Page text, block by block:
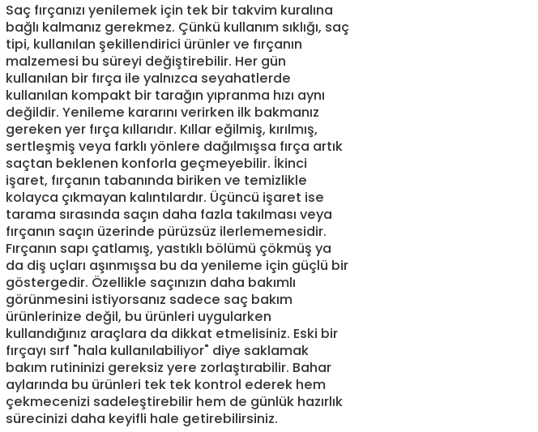
Saç fırçanızı yenilemek için tek bir takvim kuralına
bağlı kalmanız gerekmez. Çünkü kullanım sıklığı, saç
tipi, kullanılan şekillendirici ürünler ve fırçanın
malzemesi bu süreyi değiştirebilir. Her gün
kullanılan bir fırça ile yalnızca seyahatlerde
kullanılan kompakt bir tarağın yıpranma hızı aynı
değildir. Yenileme kararını verirken ilk bakmanız
gereken yer fırça kıllarıdır. Kıllar eğilmiş, kırılmış,
sertleşmiş veya farklı yönlere dağılmışsa fırça artık
saçtan beklenen konforla geçmeyebilir. İkinci
işaret, fırçanın tabanında biriken ve temizlikle
kolayca çıkmayan kalıntılardır. Üçüncü işaret ise
tarama sırasında saçın daha fazla takılması veya
fırçanın saçın üzerinde pürüzsüz ilerlememesidir.
Fırçanın sapı çatlamış, yastıklı bölümü çökmüş ya
da diş uçları aşınmışsa bu da yenileme için güçlü bir
göstergedir. Özellikle saçınızın daha bakımlı
görünmesini istiyorsanız sadece saç bakım
ürünlerinize değil, bu ürünleri uygularken
kullandığınız araçlara da dikkat etmelisiniz. Eski bir
fırçayı sırf "hala kullanılabiliyor" diye saklamak
bakım rutininizi gereksiz yere zorlaştırabilir. Bahar
aylarında bu ürünleri tek tek kontrol ederek hem
çekmecenizi sadeleştirebilir hem de günlük hazırlık
sürecinizi daha keyifli hale getirebilirsiniz.